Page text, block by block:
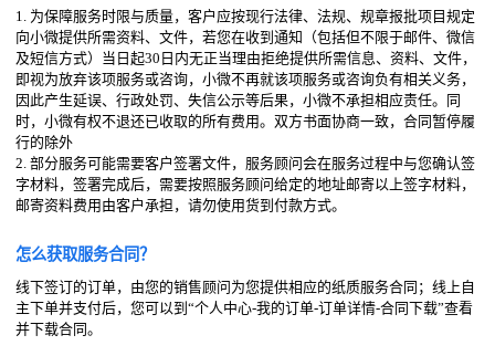
1. 为保障服务时限与质量，客户应按现行法律、法规、规章报批项目规定
向小微提供所需资料、文件，若您在收到通知（包括但不限于邮件、微信
及短信方式）当日起30日内无正当理由拒绝提供所需信息、资料、文件，
即视为放弃该项服务或咨询，小微不再就该项服务或咨询负有相关义务，
因此产生延误、行政处罚、失信公示等后果，小微不承担相应责任。同
时，小微有权不退还已收取的所有费用。双方书面协商一致，合同暂停履
行的除外
2. 部分服务可能需要客户签署文件，服务顾问会在服务过程中与您确认签
字材料，签署完成后，需要按照服务顾问给定的地址邮寄以上签字材料，
邮寄资料费用由客户承担，请勿使用货到付款方式。
怎么获取服务合同？
线下签订的订单，由您的销售顾问为您提供相应的纸质服务合同；线上自
主下单并支付后，您可以到“个人中心-我的订单-订单详情-合同下载”查看
并下载合同。